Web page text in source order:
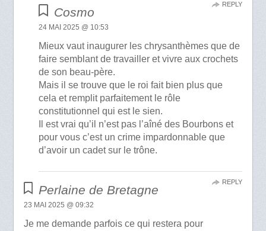
Cosmo
24 MAI 2025 @ 10:53
Mieux vaut inaugurer les chrysanthèmes que de
faire semblant de travailler et vivre aux crochets
de son beau-père.
Mais il se trouve que le roi fait bien plus que
cela et remplit parfaitement le rôle
constitutionnel qui est le sien.
Il est vrai qu’il n’est pas l’aîné des Bourbons et
pour vous c’est un crime impardonnable que
d’avoir un cadet sur le trône.
REPLY
Perlaine de Bretagne
23 MAI 2025 @ 09:32
Je me demande parfois ce qui restera pour
REPLY